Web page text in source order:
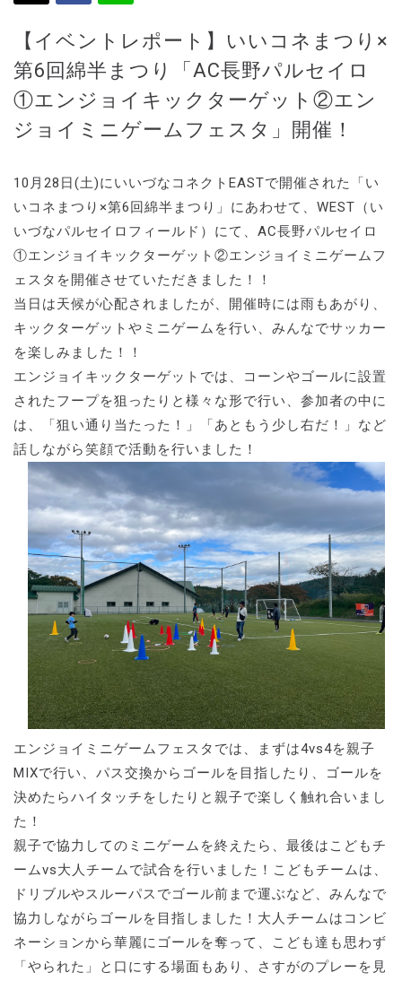
【イベントレポート】いいコネまつり×
第6回綿半まつり「AC長野パルセイロ
①エンジョイキックターゲット②エン
ジョイミニゲームフェスタ」開催！
10月28日(土)にいいづなコネクトEASTで開催された「い
いコネまつり×第6回綿半まつり」にあわせて、WEST（い
いづなパルセイロフィールド）にて、AC長野パルセイロ
①エンジョイキックターゲット②エンジョイミニゲームフ
ェスタを開催させていただきました！！
当日は天候が心配されましたが、開催時には雨もあがり、
キックターゲットやミニゲームを行い、みんなでサッカー
を楽しみました！！
エンジョイキックターゲットでは、コーンやゴールに設置
されたフープを狙ったりと様々な形で行い、参加者の中に
は、「狙い通り当たった！」「あともう少し右だ！」など
話しながら笑顔で活動を行いました！
エンジョイミニゲームフェスタでは、まずは4vs4を親子
MIXで行い、パス交換からゴールを目指したり、ゴールを
決めたらハイタッチをしたりと親子で楽しく触れ合いまし
た
親子で協力してのミニゲームを終えたら、最後はこどもチ
ームvs大人チームで試合を行いました！こどもチームは、
ドリブルやスルーパスでゴール前まで運ぶなど、みんなで
協力しながらゴールを目指しました！大人チームはコンビ
ネーションから華麗にゴールを奪って、こども達も思わず
「やられた」と口にする場面もあり、さすがのプレーを見